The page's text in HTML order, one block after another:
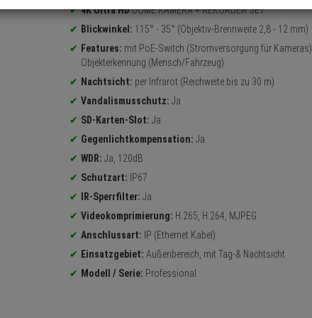
4K Ultra HDDOME KAMERA + REKORDER SET
Blickwinkel: 115° - 35° (Objektiv-Brennweite 2,8 - 12 mm)
Features: mit PoE-Switch (Stromversorgung für Kameras),
Objekterkennung (Mensch/Fahrzeug)
Nachtsicht: per Infrarot (Reichweite bis zu 30 m)
Vandalismusschutz: Ja
SD-Karten-Slot: Ja
Gegenlichtkompensation: Ja
WDR: Ja, 120dB
Schutzart: IP67
IR-Sperrfilter: Ja
Videokomprimierung: H.265, H.264, MJPEG
Anschlussart: IP (Ethernet Kabel)
Einsatzgebiet: Außenbereich, mit Tag-& Nachtsicht
Modell / Serie: Professional